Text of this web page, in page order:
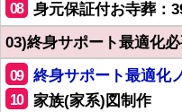
08
身元保証付お寺葬：
03)終身サポート最適化
09 終身サポート最適化
10 家族(家系)図制作